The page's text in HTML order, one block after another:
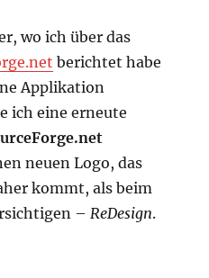
wo ich über das
berichtet habe
Applikation
ich eine erneute
neuen Logo, das
kommt, als beim
–ReDesign.